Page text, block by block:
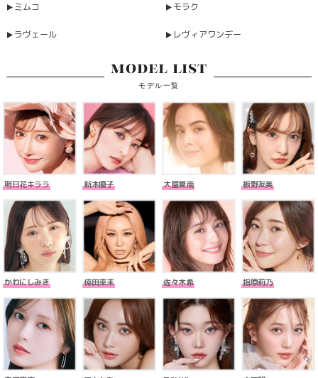
ミムコ モラク
ラヴェール レヴィアワンデー
MODEL LIST
モデル一覧
明日花キララ 新木優子 大屋夏南 板野友美
かわにしみき 倖田來未 佐々木希 指原莉乃